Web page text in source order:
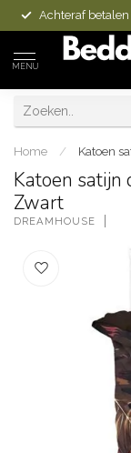
Achteraf
MENU
Home / Katoen
Katoen satijn
Zwart
DREAMHOUSE